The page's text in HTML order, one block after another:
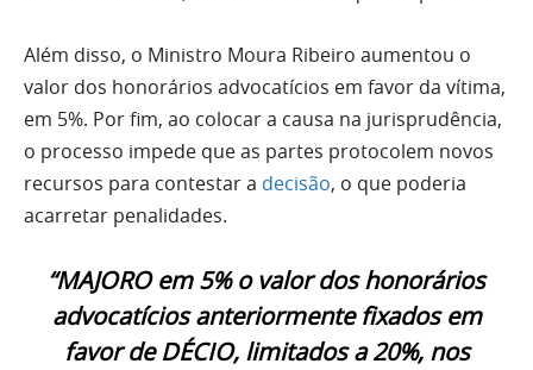
Além disso, o Ministro Moura Ribeiro aumentou o
valor dos honorários advocatícios em favor da vítima,
em 5%. Por fim, ao colocar a causa na jurisprudência,
o processo impede que as partes protocolem novos
recursos para contestar a decisão, o que poderia
acarretar penalidades.
“MAJORO em 5% o valor dos honorários
advocatícios anteriormente fixados em
favor de DÉCIO, limitados a 20%, nos